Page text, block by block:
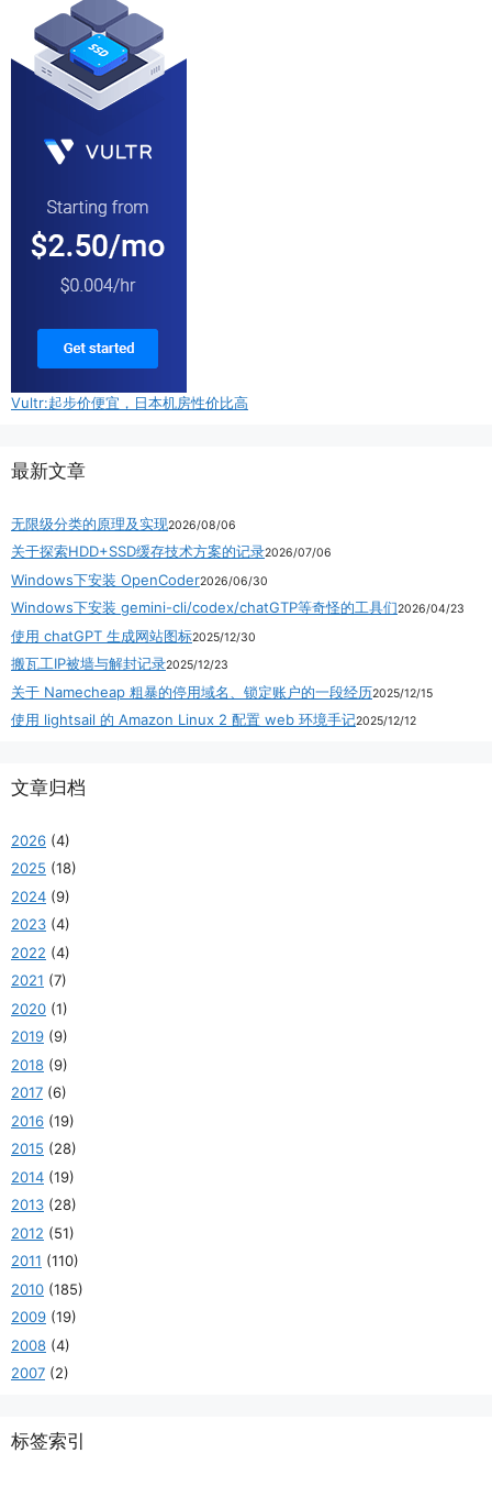
Vultr:起步价便宜，日本机房性价比高
最新文章
无限级分类的原理及实现2026/08/06
关于探索HDD+SSD缓存技术方案的记录2026/07/06
Windows下安装 OpenCoder2026/06/30
Windows下安装 gemini-cli/codex/chatGTP等奇怪的工具们2026/04/23
使用 chatGPT 生成网站图标2025/12/30
搬瓦工IP被墙与解封记录2025/12/23
关于 Namecheap 粗暴的停用域名、锁定账户的一段经历2025/12/15
使用 lightsail 的 Amazon Linux 2 配置 web 环境手记2025/12/12
文章归档
2026 (4)
2025 (18)
2024 (9)
2023 (4)
2022 (4)
2021 (7)
2020 (1)
2019 (9)
2018 (9)
2017 (6)
2016 (19)
2015 (28)
2014 (19)
2013 (28)
2012 (51)
2011 (110)
2010 (185)
2009 (19)
2008 (4)
2007 (2)
标签索引